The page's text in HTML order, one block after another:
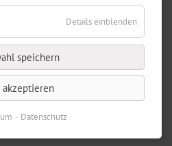
Details einblenden
speichern
Datenschutz